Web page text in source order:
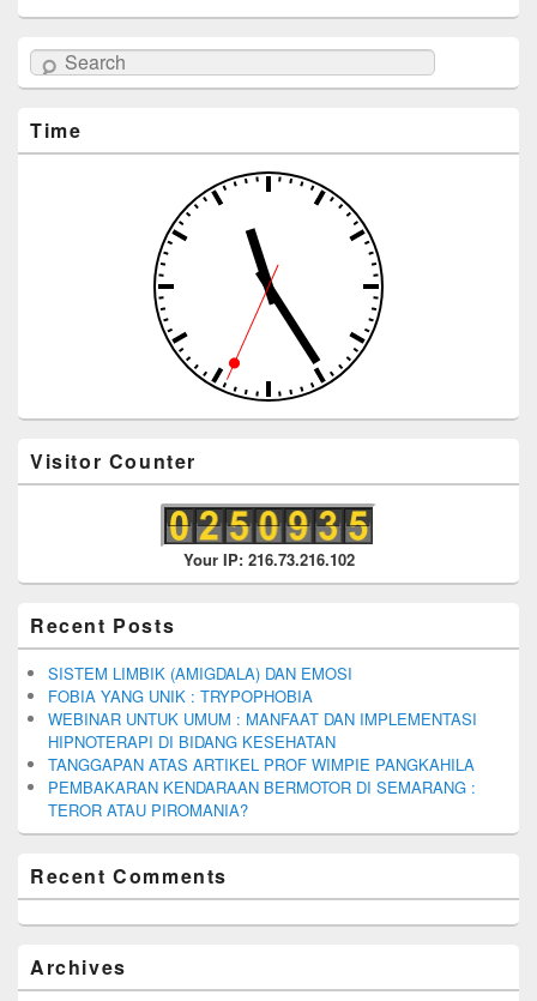
Search
Time
Visitor Counter
Your IP: 216.73.216.102
Recent Posts
SISTEM LIMBIK (AMIGDALA) DAN EMOSI
FOBIA YANG UNIK : TRYPOPHOBIA
WEBINAR UNTUK UMUM : MANFAAT DAN IMPLEMENTASI
HIPNOTERAPI DI BIDANG KESEHATAN
TANGGAPAN ATAS ARTIKEL PROF WIMPIE PANGKAHILA
PEMBAKARAN KENDARAAN BERMOTOR DI SEMARANG :
TEROR ATAU PIROMANIA?
Recent Comments
Archives